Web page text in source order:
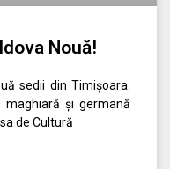
Nouă!
sedii din Timișoara.
maghiară și germană
de Cultură